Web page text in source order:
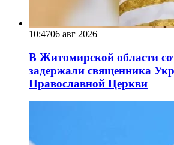
10:4706 авг 2026
В Житомирской области
задержали священника
Православной Церкви